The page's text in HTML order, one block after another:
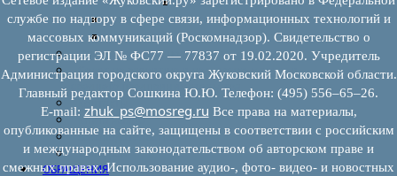
Информационная поддержка
Консультационная поддержка
Инфраструктура поддержки
Совет по развитию и поддержке малого и
среднего предпринимательства
Контакты
Книга жалоб
Законодательство
Конкурсы
ОБРАЩЕНИЯ
службе по надзору в сфере связи, информационных технологий и
массовых коммуникаций (Роскомнадзор). Свидетельство о
регистрации ЭЛ № ФС77 — 77837 от 19.02.2020. Учредитель
Администрация городского округа Жуковский Московской области.
Главный редактор Сошкина Ю.Ю. Телефон: (495) 556–65–26.
E‑mail: zhuk_ps@mosreg.ru Все права на материалы,
опубликованные на сайте, защищены в соответствии с российским
и международным законодательством об авторском праве и
смежных правах. Использование аудио-, фото- видео- и новостных